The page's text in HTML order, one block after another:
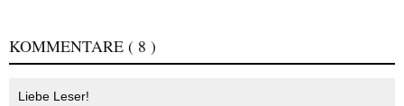
KOMMENTARE ( 8 )
Liebe Leser!